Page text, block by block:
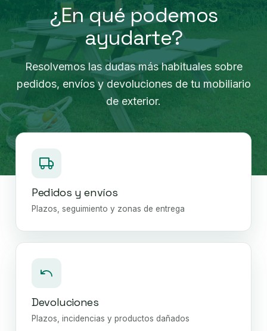
¿En qué podemos
ayudarte?
Resolvemos las dudas más habituales sobre
pedidos, envíos y devoluciones de tu mobiliario
de exterior.
Pedidos y envíos
Plazos, seguimiento y zonas de entrega
Devoluciones
Plazos, incidencias y productos dañados